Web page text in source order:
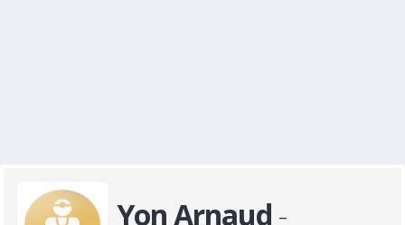
Yon Arnaud -